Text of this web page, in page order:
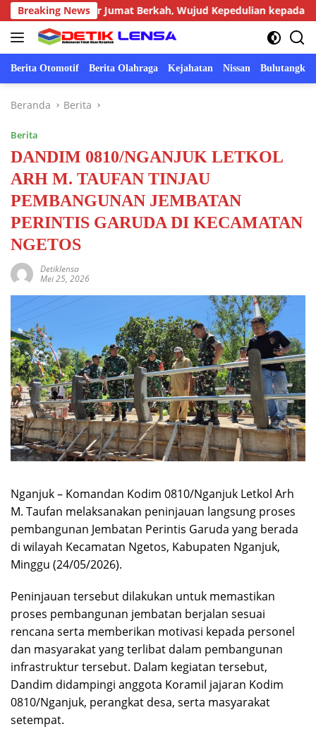
Langsung
ke
konten
Breaking News
Gelar Jumat Berkah, Wujud Kepedulian kepada Masyarakat
Berita Otomotif Berita Olahraga Kejahatan Nissan Bulutangkis
Beranda Berita
Berita
DANDIM 0810/NGANJUK LETKOL
ARH M. TAUFAN TINJAU
PEMBANGUNAN JEMBATAN
PERINTIS GARUDA DI KECAMATAN
NGETOS
Detiklensa
Mei 25, 2026
Nganjuk – Komandan Kodim 0810/Nganjuk Letkol Arh
M. Taufan melaksanakan peninjauan langsung proses
pembangunan Jembatan Perintis Garuda yang berada
di wilayah Kecamatan Ngetos, Kabupaten Nganjuk,
Minggu (24/05/2026).
Peninjauan tersebut dilakukan untuk memastikan
proses pembangunan jembatan berjalan sesuai
rencana serta memberikan motivasi kepada personel
dan masyarakat yang terlibat dalam pembangunan
infrastruktur tersebut. Dalam kegiatan tersebut,
Dandim didampingi anggota Koramil jajaran Kodim
0810/Nganjuk, perangkat desa, serta masyarakat
setempat.